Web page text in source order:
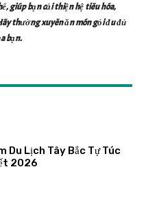
giúp bạn cải thiện hệ tiêu hóa,
thường xuyên ăn món gỏi đu đủ
bạn.
Du Lịch Tây Bắc Tự Túc
2026